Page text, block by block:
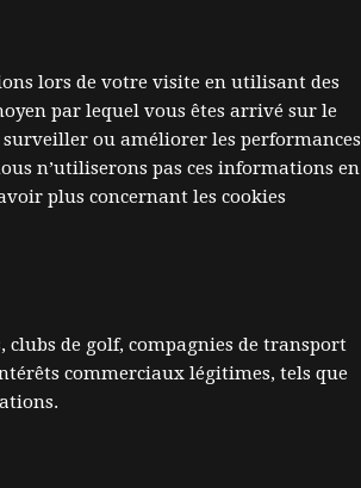
lors de votre visite en utilisant des
par lequel vous êtes arrivé sur le
ou améliorer les performances
n’utiliserons pas ces informations en
plus concernant les cookies
de golf, compagnies de transport
commerciaux légitimes, tels que